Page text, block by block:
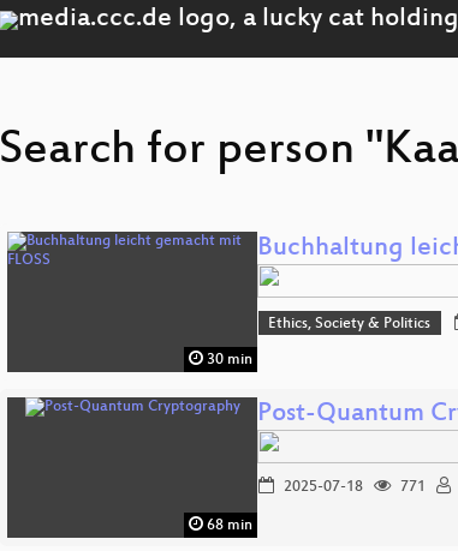
Search for person
30 min
Buchhaltung
Ethics, Society & Politics
68 min
Post-Quantum
2025-07-18 771